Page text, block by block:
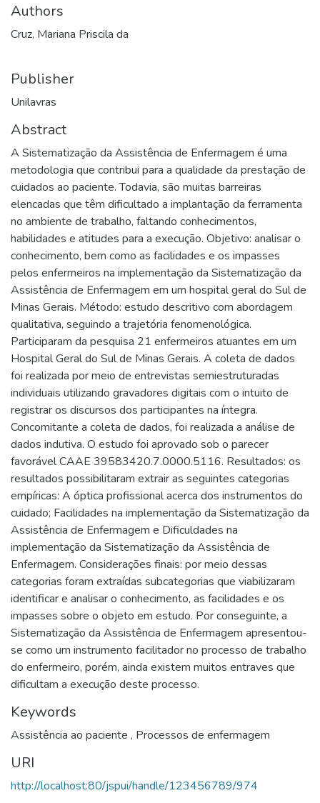
Authors
Cruz, Mariana Priscila da
Publisher
Unilavras
Abstract
A Sistematização da Assistência de Enfermagem é uma
metodologia que contribui para a qualidade da prestação de
cuidados ao paciente. Todavia, são muitas barreiras
elencadas que têm dificultado a implantação da ferramenta
no ambiente de trabalho, faltando conhecimentos,
habilidades e atitudes para a execução. Objetivo: analisar o
conhecimento, bem como as facilidades e os impasses
pelos enfermeiros na implementação da Sistematização da
Assistência de Enfermagem em um hospital geral do Sul de
Minas Gerais. Método: estudo descritivo com abordagem
qualitativa, seguindo a trajetória fenomenológica.
Participaram da pesquisa 21 enfermeiros atuantes em um
Hospital Geral do Sul de Minas Gerais. A coleta de dados
foi realizada por meio de entrevistas semiestruturadas
individuais utilizando gravadores digitais com o intuito de
registrar os discursos dos participantes na íntegra.
Concomitante a coleta de dados, foi realizada a análise de
dados indutiva. O estudo foi aprovado sob o parecer
favorável CAAE 39583420.7.0000.5116. Resultados: os
resultados possibilitaram extrair as seguintes categorias
empíricas: A óptica profissional acerca dos instrumentos do
cuidado; Facilidades na implementação da Sistematização da
Assistência de Enfermagem e Dificuldades na
implementação da Sistematização da Assistência de
Enfermagem. Considerações finais: por meio dessas
categorias foram extraídas subcategorias que viabilizaram
identificar e analisar o conhecimento, as facilidades e os
impasses sobre o objeto em estudo. Por conseguinte, a
Sistematização da Assistência de Enfermagem apresentou-
se como um instrumento facilitador no processo de trabalho
do enfermeiro, porém, ainda existem muitos entraves que
dificultam a execução deste processo.
Keywords
Assistência ao paciente , Processos de enfermagem
URI
http://localhost:80/jspui/handle/123456789/974